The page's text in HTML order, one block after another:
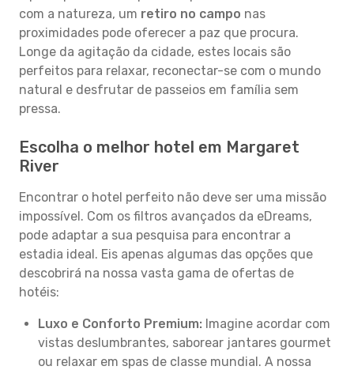
com a natureza, um retiro no campo nas
proximidades pode oferecer a paz que procura.
Longe da agitação da cidade, estes locais são
perfeitos para relaxar, reconectar-se com o mundo
natural e desfrutar de passeios em família sem
pressa.
Escolha o melhor hotel em Margaret
River
Encontrar o hotel perfeito não deve ser uma missão
impossível. Com os filtros avançados da eDreams,
pode adaptar a sua pesquisa para encontrar a
estadia ideal. Eis apenas algumas das opções que
descobrirá na nossa vasta gama de ofertas de
hotéis:
Luxo e Conforto Premium: Imagine acordar com
vistas deslumbrantes, saborear jantares gourmet
ou relaxar em spas de classe mundial. A nossa